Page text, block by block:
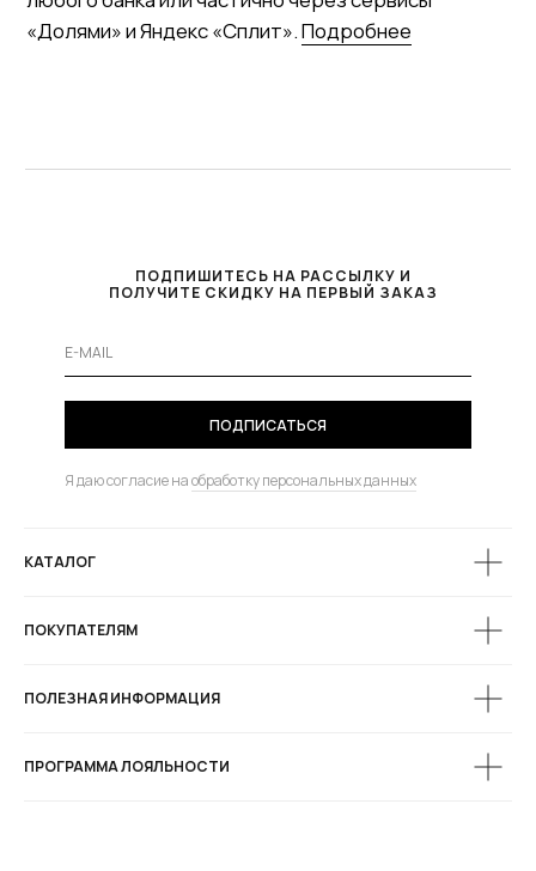
ПОДПИШИТЕСЬ НА РАССЫЛКУ И
ПОЛУЧИТЕ СКИДКУ НА ПЕРВЫЙ ЗАКАЗ
ПОДПИСАТЬСЯ
Я даю согласие наобработку персональных данных
КАТАЛОГ
ПОКУПАТЕЛЯМ
ПОЛЕЗНАЯ ИНФОРМАЦИЯ
ПРОГРАММА ЛОЯЛЬНОСТИ